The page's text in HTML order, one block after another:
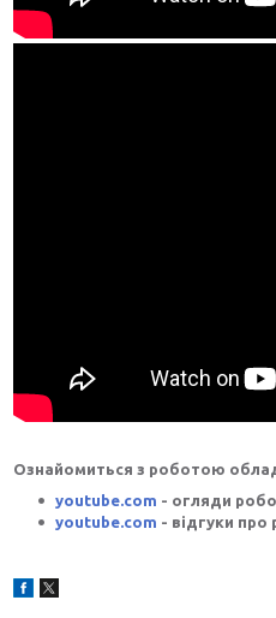
Ознайомиться з роботою
youtube.com - огляди
youtube.com - відгуки